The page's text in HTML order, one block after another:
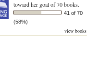
toward her goal of 70 books.
41 of 70
(58%)
view books